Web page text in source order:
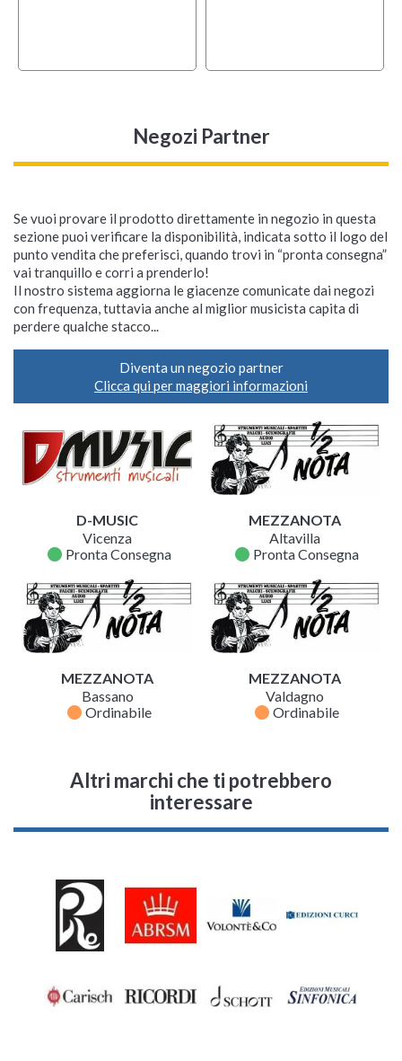
Negozi Partner
Se vuoi provare il prodotto direttamente in negozio in questa
sezione puoi verificare la disponibilità, indicata sotto il logo del
punto vendita che preferisci, quando trovi in “pronta consegna”
vai tranquillo e corri a prenderlo!
Il nostro sistema aggiorna le giacenze comunicate dai negozi
con frequenza, tuttavia anche al miglior musicista capita di
perdere qualche stacco...
Diventa un negozio partner
Clicca qui per maggiori informazioni
D-MUSIC
Vicenza
fiber_manual_record Pronta Consegna
MEZZANOTA
Altavilla
fiber_manual_record Pronta Consegna
MEZZANOTA
Bassano
fiber_manual_record Ordinabile
MEZZANOTA
Valdagno
fiber_manual_record Ordinabile
Altri marchi che ti potrebbero
interessare